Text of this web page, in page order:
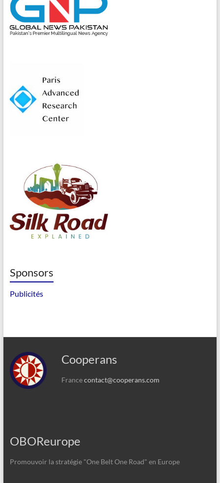
Sponsors
Publicités
Cooperans
Francecontact@cooperans.com
OBOReurope
Promouvoir la stratégie "One Belt One Road" en Europe